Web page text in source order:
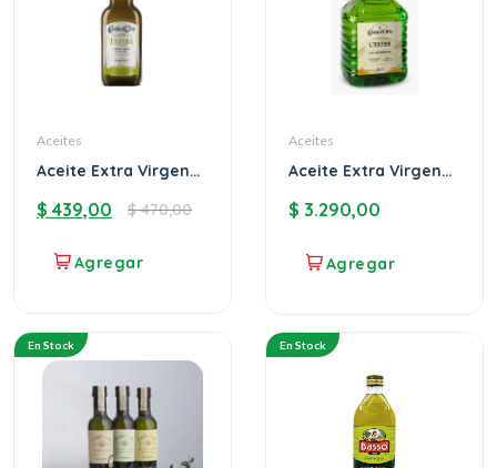
Aceites
Aceite Extra Virgen
$470,00
$ 439,00
Aceites
Aceite Extra Virgen
$ 3.290,00
En Stock En Stock